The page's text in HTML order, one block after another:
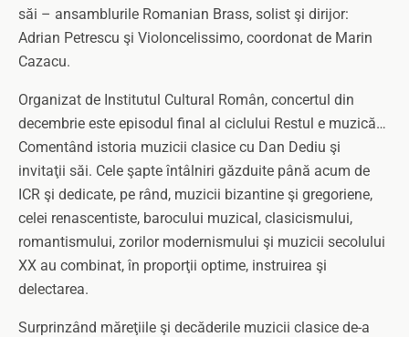
săi – ansamblurile Romanian Brass, solist şi dirijor:
Adrian Petrescu şi Violoncelissimo, coordonat de Marin
Cazacu.
Organizat de Institutul Cultural Român, concertul din
decembrie este episodul final al ciclului Restul e muzică…
Comentând istoria muzicii clasice cu Dan Dediu şi
invitaţii săi. Cele şapte întâlniri găzduite până acum de
ICR şi dedicate, pe rând, muzicii bizantine şi gregoriene,
celei renascentiste, barocului muzical, clasicismului,
romantismului, zorilor modernismului şi muzicii secolului
XX au combinat, în proporţii optime, instruirea şi
delectarea.
Surprinzând măreţiile şi decăderile muzicii clasice de-a